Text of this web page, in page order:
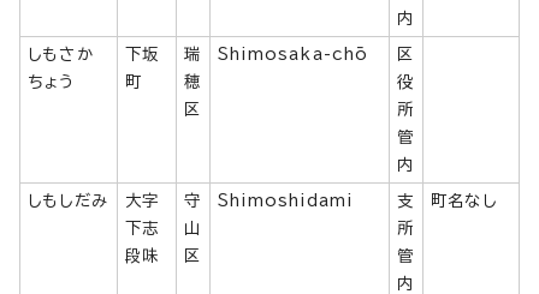
内
しもさか
ちょう
下坂
町
瑞
穂
区
Shimosaka-chō
区
役
所
管
内
しもしだみ
大字
下志
段味
守
山
区
Shimoshidami
支
所
管
内
町名なし